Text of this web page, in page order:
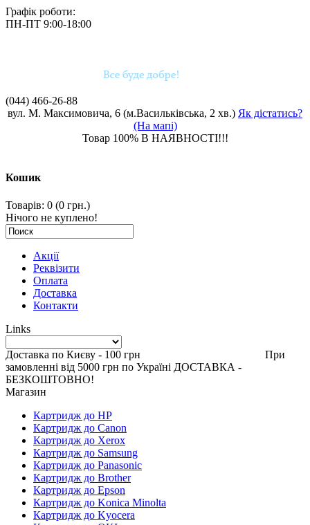
Графік роботи:
ПН-ПТ 9:00-18:00
(044) 466-26-88
вул. М. Максимовича, 6 (м.Васильківська, 2 хв.) Як дістатись?
(На мапі)
Товар 100% В НАЯВНОСТІ!!!
Кошик
Товарів: 0 (0 грн.)
Нічого не куплено!
Акції
Реквізити
Оплата
Доставка
Контакти
Links
Доставка по Києву - 100 грн При
замовленні від 5000 грн по Україні ДОСТАВКА -
БЕЗКОШТОВНО!
Магазин
Картридж до HP
Картридж до Canon
Картридж до Xerox
Картридж до Samsung
Картридж до Panasonic
Картридж до Brother
Картридж до Epson
Картридж до Konica Minolta
Картридж до Kyocera